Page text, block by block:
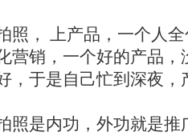
照， 上产品，一个人
营销，一个好的产品
，于是自己忙到深夜，
照是内功，外功就是推